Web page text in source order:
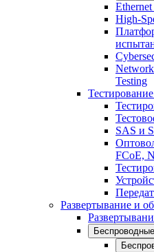
Ethernet
High-
Testing
SAS и
FCoE,
Развертывание и